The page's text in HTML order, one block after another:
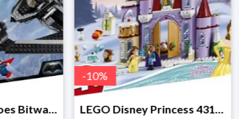
-10%